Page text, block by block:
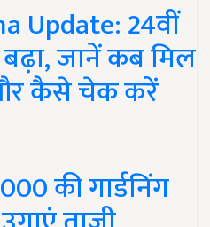
Update: 24वीं
जानें कब मिल
कैसे चेक करें
की गार्डनिंग